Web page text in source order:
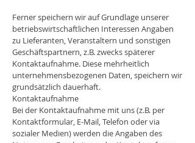
Ferner speichern wir auf Grundlage unserer
betriebswirtschaftlichen Interessen Angaben
zu Lieferanten, Veranstaltern und sonstigen
Geschäftspartnern, z.B. zwecks späterer
Kontaktaufnahme. Diese mehrheitlich
unternehmensbezogenen Daten, speichern wir
grundsätzlich dauerhaft.
Kontaktaufnahme
Bei der Kontaktaufnahme mit uns (z.B. per
Kontaktformular, E-Mail, Telefon oder via
sozialer Medien) werden die Angaben des